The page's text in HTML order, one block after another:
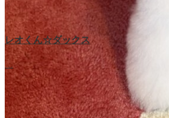
レオくん☆ダックス
…